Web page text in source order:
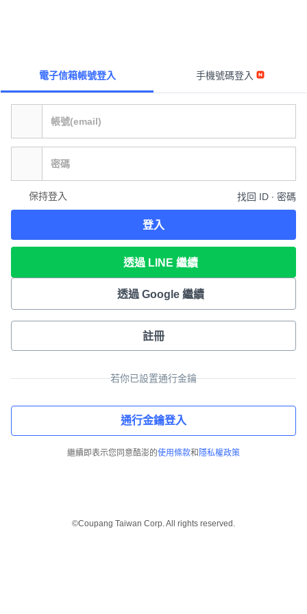
電子信箱帳號登入 手機號碼登入
保持登入 找回 ID ∙ 密碼
登入
透過 LINE 繼續
透過 Google 繼續
註冊
若你已設置通行金鑰
通行金鑰登入
繼續即表示您同意酷澎的使用條款和 隱私權政策
©Coupang Taiwan Corp. All rights reserved.